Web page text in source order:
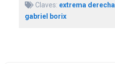
Claves: extrema derecha
gabriel borix